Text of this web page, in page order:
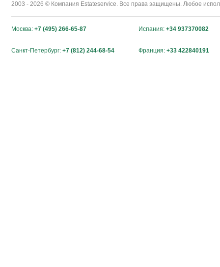
2003 - 2026 © Компания Estateservice. Все права защищены. Любое
Москва: +7 (495) 266-65-87 Испания: +34 937370082
Санкт-Петербург: +7 (812) 244-68-54 Франция: +33 422840191